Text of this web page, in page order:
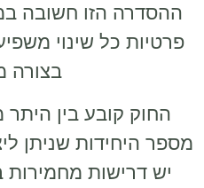
ההסדרה הזו חשובה
פרטיות כל שינוי
בצורה
החוק קובע בין היתר
מספר היחידות שניתן
יש דרישות מחמירות